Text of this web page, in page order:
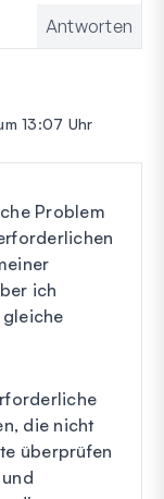
Antworten
13:07 Uhr
Problem
ich
die nicht
überprüfen